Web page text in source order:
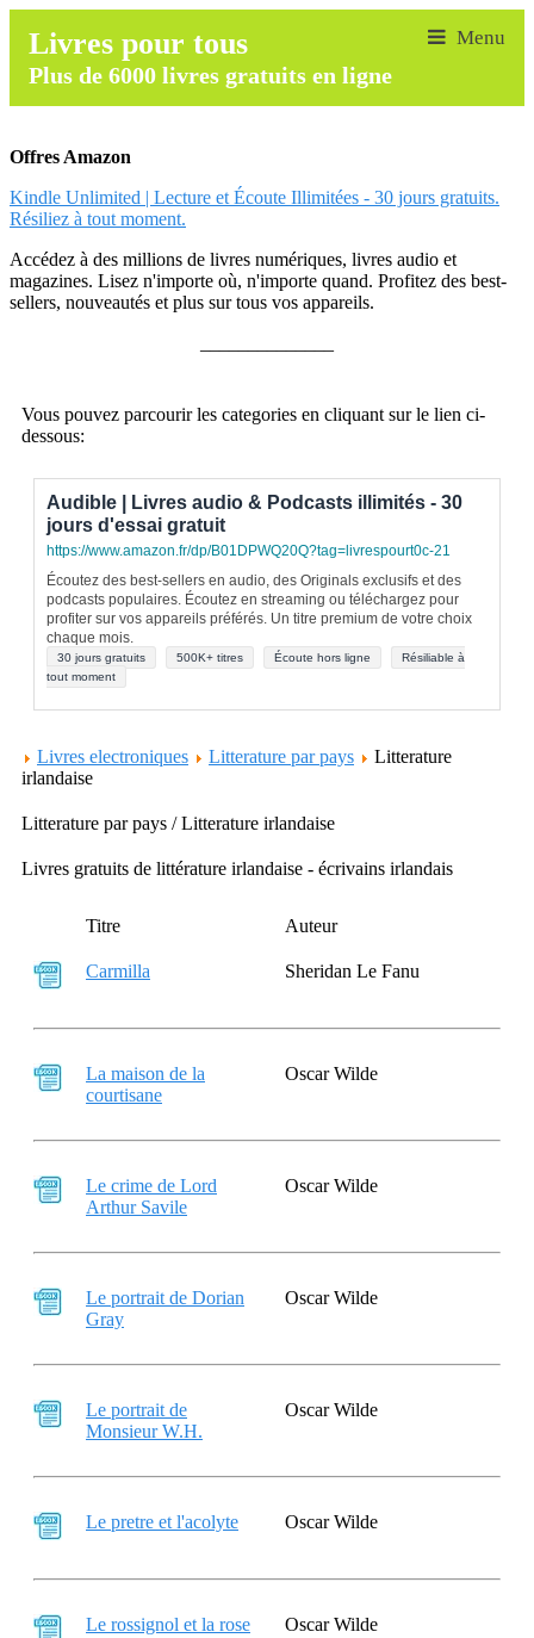
Livres pour tous
Plus de 6000 livres gratuits en ligne
Offres Amazon
Kindle Unlimited | Lecture et Écoute Illimitées - 30 jours gratuits.
Résiliez à tout moment.
Accédez à des millions de livres numériques, livres audio et
magazines. Lisez n'importe où, n'importe quand. Profitez des best-
sellers, nouveautés et plus sur tous vos appareils.
Vous pouvez parcourir les categories en cliquant sur le lien ci-
dessous:
Audible | Livres audio & Podcasts illimités - 30
jours d'essai gratuit
https://www.amazon.fr/dp/B01DPWQ20Q?tag=livrespourt0c-21
Écoutez des best-sellers en audio, des Originals exclusifs et des
podcasts populaires. Écoutez en streaming ou téléchargez pour
profiter sur vos appareils préférés. Un titre premium de votre choix
chaque mois.
30 jours gratuits 500K+ titres Écoute hors ligne
Résiliable à
tout moment
Livres electroniques Litterature par pays
Litterature
irlandaise
Litterature par pays / Litterature irlandaise
Livres gratuits de littérature irlandaise - écrivains irlandais
Titre Auteur
Carmilla Sheridan Le Fanu
La maison de la
courtisane
Oscar Wilde
Le crime de Lord
Arthur Savile
Oscar Wilde
Le portrait de Dorian
Gray
Oscar Wilde
Le portrait de
Monsieur W.H.
Oscar Wilde
Le pretre et l'acolyte Oscar Wilde
Le rossignol et la rose Oscar Wilde